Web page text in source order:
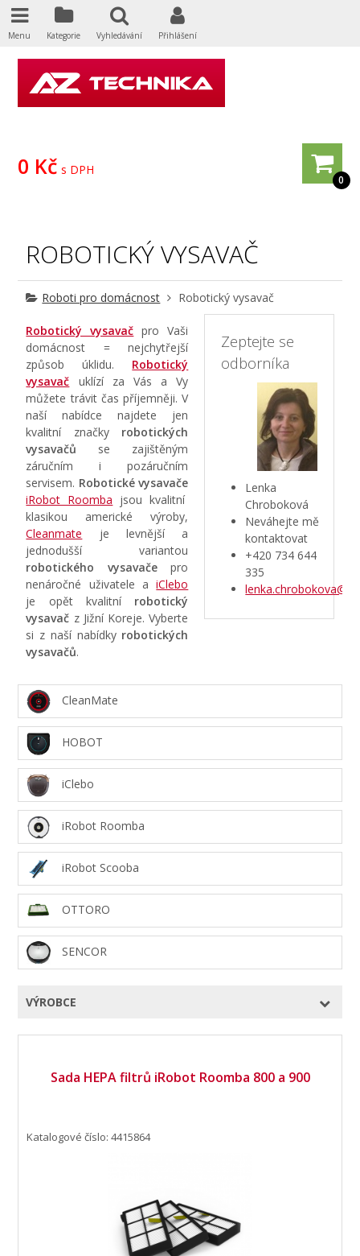
0
0 Kč s DPH
ROBOTICKÝ VYSAVAČ
Roboti pro domácnost Robotický vysavač
Zeptejte se
odborníka
Lenka
Chroboková
Neváhejte mě
kontaktovat
+420 734 644
335
Robotický vysavač pro Vaši
domácnost = nejchytřejší
způsob úklidu. Robotický
vysavač uklízí za Vás a Vy
můžete trávit čas příjemněji. V
naší nabídce najdete jen
kvalitní značky robotických
vysavačů se zajištěným
záručním i pozáručním
servisem. Robotické vysavače
iRobot Roomba jsou kvalitní
klasikou americké výroby,
Cleanmate je levnější a
jednodušší variantou
robotického vysavačepro
nenáročné uživatele aiClebo
je opět kvalitní robotický
vysavač z Jižní Koreje. Vyberte
si z naší nabídky robotických
vysavačů.
CleanMate
HOBOT
iClebo
iRobot Roomba
iRobot Scooba
OTTORO
SENCOR
VÝROBCE
Sada HEPA filtrů iRobot Roomba 800 a 900
Katalogové číslo: 4415864
Menu Kategorie Vyhledávání Přihlášení